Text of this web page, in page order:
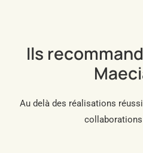
Ils
Au delà des réalisations